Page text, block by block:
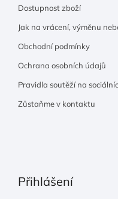
Dostupnost zboží
Jak na vrácení, výměnu
Obchodní podmínky
Ochrana osobních údajů
Pravidla soutěží na
Zůstaňme v kontaktu
Přihlášení